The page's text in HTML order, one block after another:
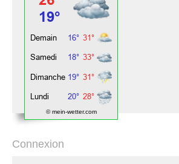
© mein-wetter.com
Connexion